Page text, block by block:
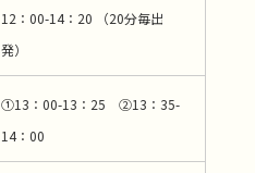
12：00-14：20 （20分毎出
発）
①13：00-13：25 ②13：35-
14：00